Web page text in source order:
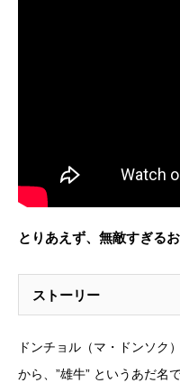
とりあえず、無敵すぎる
ストーリー
ドンチョル（マ・ドンソク
から、”雄牛” というあだ名